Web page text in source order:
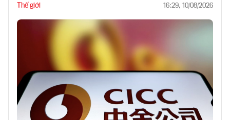
Thế giới 16:29, 10/08/2026